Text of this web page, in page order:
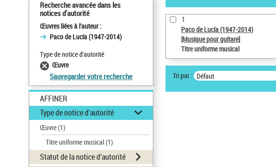
Recherche avancée dans les
notices d’autorité
Œuvres liées à l'auteur :
Paco de Lucía (1947-2014)
Type de notice d'autorité
Œuvre
Sauvegarder votre recherche
AFFINER
Type de notice d'autorité
Œuvre(1)
Titre uniforme musical(1)
Statut de la notice d’autorité
1
Paco de Lucía (1947-2014)
[Musique pour guitare]
Titre uniforme musical
Tri par : Défaut